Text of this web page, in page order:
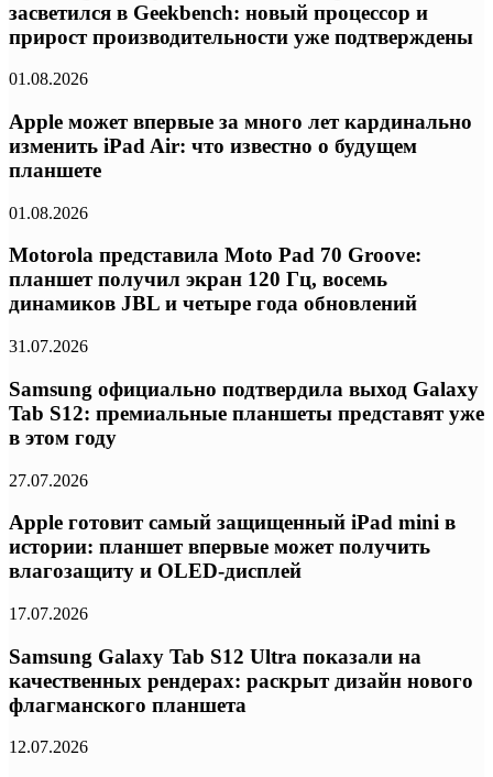
засветился в Geekbench: новый процессор и
прирост производительности уже подтверждены
01.08.2026
Apple может впервые за много лет кардинально
изменить iPad Air: что известно о будущем
планшете
01.08.2026
Motorola представила Moto Pad 70 Groove:
планшет получил экран 120 Гц, восемь
динамиков JBL и четыре года обновлений
31.07.2026
Samsung официально подтвердила выход Galaxy
Tab S12: премиальные планшеты представят уже
в этом году
27.07.2026
Apple готовит самый защищенный iPad mini в
истории: планшет впервые может получить
влагозащиту и OLED-дисплей
17.07.2026
Samsung Galaxy Tab S12 Ultra показали на
качественных рендерах: раскрыт дизайн нового
флагманского планшета
12.07.2026